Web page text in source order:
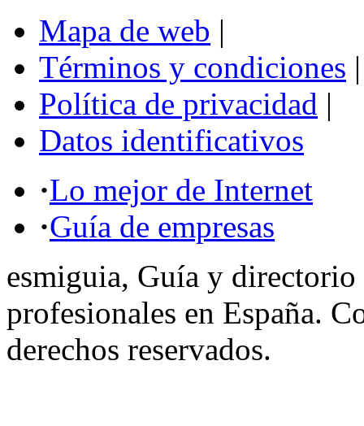
Mapa de web |
Términos y condiciones |
Política de privacidad |
Datos identificativos
·Lo mejor de Internet
·Guía de empresas
esmiguia, Guía y directorio
profesionales en España.
derechos reservados.